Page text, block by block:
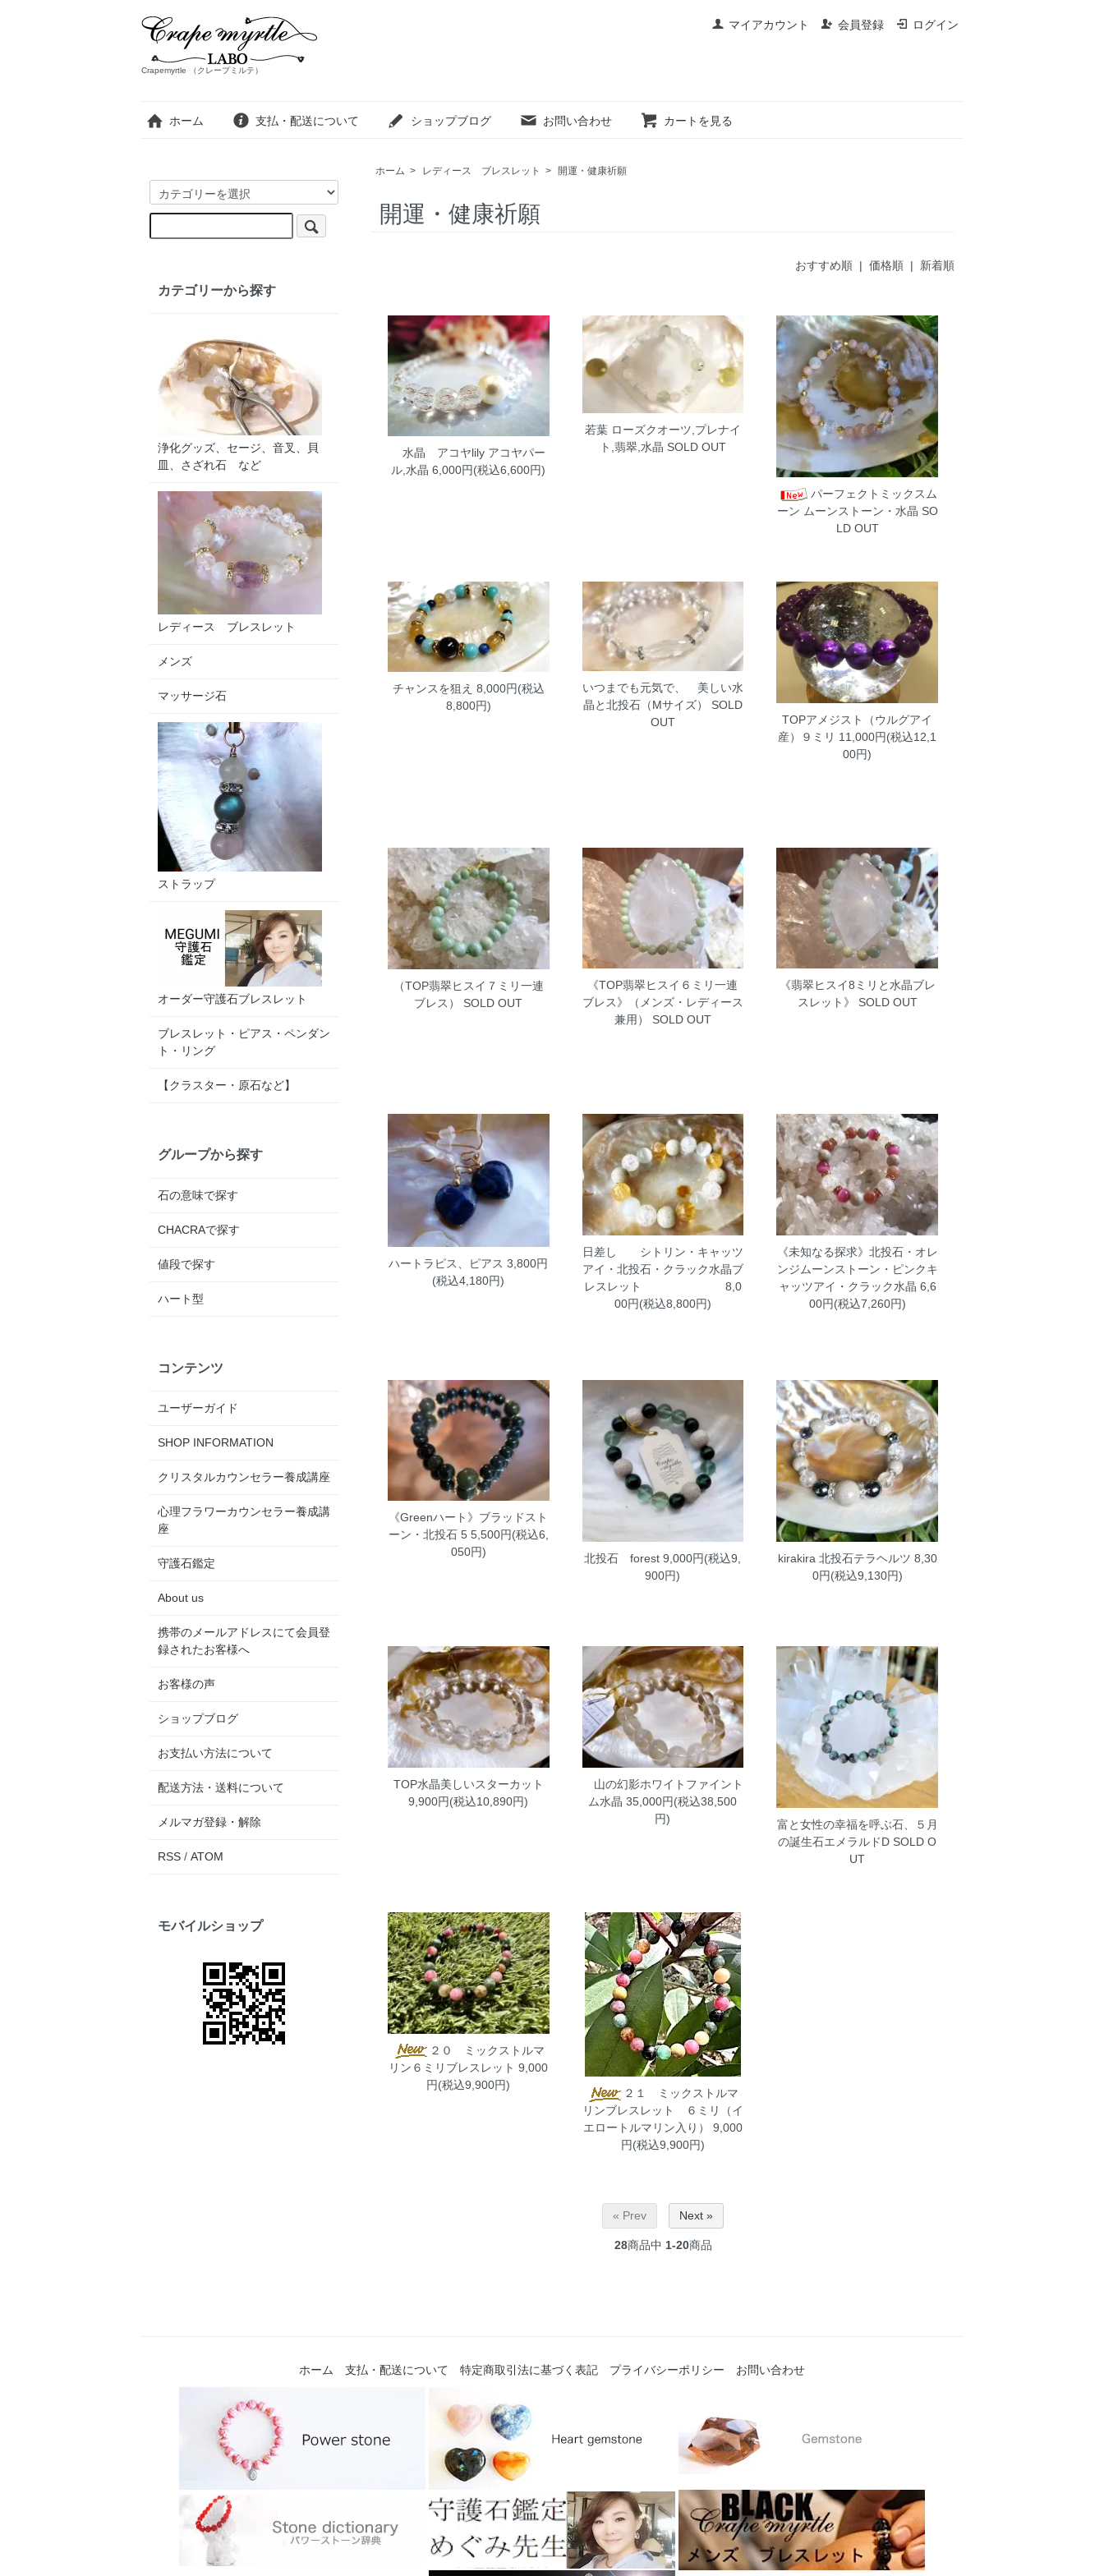
マイアカウント 会員登録 ログイン
Crapemyrtle （クレープミルテ）
ホーム 支払・配送について ショップブログ お問い合わせ カートを見る
ホーム > レディース ブレスレット > 開運・健康祈願
開運・健康祈願
おすすめ順 | 価格順 | 新着順
水晶 アコヤlily アコヤパー
ル,水晶 6,000円(税込6,600円)
若葉 ローズクオーツ,プレナイ
ト,翡翠,水晶 SOLD OUT
パーフェクトミックスム
ーン ムーンストーン・水晶 SO
LD OUT
チャンスを狙え 8,000円(税込
8,800円)
いつまでも元気で、 美しい水
晶と北投石（Mサイズ）
SOLD
OUT
TOPアメジスト（ウルグアイ
産）９ミリ 11,000円(税込12,1
00円)
（TOP翡翠ヒスイ７ミリ一連
ブレス）
SOLD OUT
《TOP翡翠ヒスイ６ミリ一連
ブレス》（メンズ・レディース
兼用）
SOLD OUT
《翡翠ヒスイ8ミリと水晶ブレ
スレット》
SOLD OUT
ハートラピス、ピアス 3,800円
(税込4,180円)
日差し シトリン・キャッツ
アイ・北投石・クラック水晶ブ
レスレット
8,0
00円(税込8,800円)
《未知なる探求》北投石・オレ
ンジムーンストーン・ピンクキ
ャッツアイ・クラック水晶 6,6
00円(税込7,260円)
《Greenハート》ブラッドスト
ーン・北投石5 5,500円(税込6,
050円)
北投石 forest 9,000円(税込9,
900円)
kirakira 北投石テラヘルツ 8,30
0円(税込9,130円)
TOP水晶美しいスターカット
9,900円(税込10,890円)
山の幻影ホワイトファイント
ム水晶 35,000円(税込38,500
円)
富と女性の幸福を呼ぶ石、５月
の誕生石エメラルドD SOLD O
UT
２０ ミックストルマ
リン６ミリブレスレット 9,000
円(税込9,900円)
２１ ミックストルマ
リンブレスレット ６ミリ（イ
エロートルマリン入り）
9,000
円(税込9,900円)
« Prev Next »
28商品中 1-20商品
カテゴリーから探す
浄化グッズ、セージ、音叉、貝
皿、さざれ石 など
レディース ブレスレット
メンズ
マッサージ石
ストラップ
オーダー守護石ブレスレット
ブレスレット・ピアス・ペンダン
ト・リング
【クラスター・原石など】
グループから探す
石の意味で探す
CHACRAで探す
値段で探す
ハート型
コンテンツ
ユーザーガイド
SHOP INFORMATION
クリスタルカウンセラー養成講座
心理フラワーカウンセラー養成講
座
守護石鑑定
About us
携帯のメールアドレスにて会員登
録されたお客様へ
お客様の声
ショップブログ
お支払い方法について
配送方法・送料について
メルマガ登録・解除
RSS / ATOM
モバイルショップ
ホーム 支払・配送について 特定商取引法に基づく表記 プライバシーポリシー お問い合わせ